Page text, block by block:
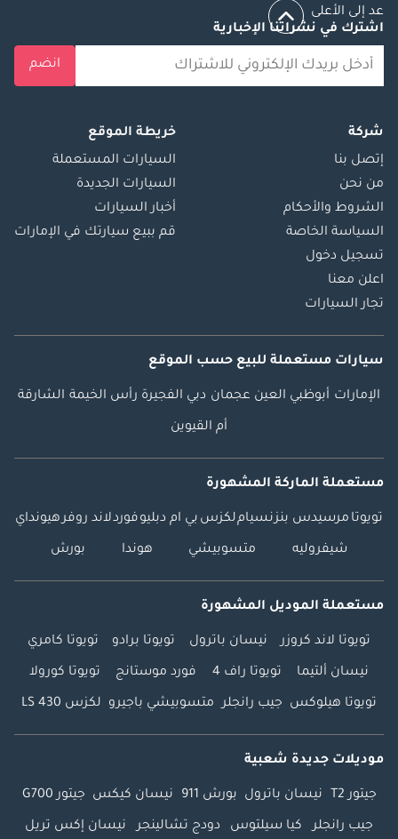
عد إلى الأعلى
اشترك في نشراتنا الإخبارية
انضم
شركة
إتصل بنا
من نحن
الشروط والأحكام
السياسة الخاصة
تسجيل دخول
اعلن معنا
تجار السيارات
خريطة الموقع
السيارات المستعملة
السيارات الجديدة
أخبار السيارات
قم ببيع سيارتك في الإمارات
سيارات مستعملة للبيع حسب الموقع
الإمارات أبوظبي العين عجمان دبي الفجيرة رأس الخيمة الشارقة
أم القيوين
مستعملة الماركة المشهورة
تويوتا مرسيدس بنزنسياملكزس بي ام دبليوفوردلاند روفرهيونداي
شيفروليه متسوبيشي هوندا بورش
مستعملة الموديل المشهورة
تويوتا لاند كروزر نيسان باترول تويوتا برادو تويوتا كامري
نيسان ألتيما تويوتا راف 4 فورد موستانج تويوتا كورولا
تويوتا هيلوكس جيب رانجلر متسوبيشي باجيرو لكزس LS 430
موديلات جديدة شعبية
جيتور T2 نيسان باترول بورش 911 نيسان كيكس جيتور G700
جيب رانجلر كيا سيلتوس دودج تشالينجر نيسان إكس تريل